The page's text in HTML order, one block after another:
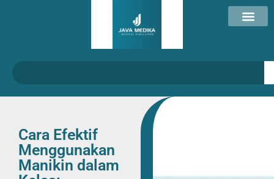
Cara Efektif
Menggunakan
Manikin dalam